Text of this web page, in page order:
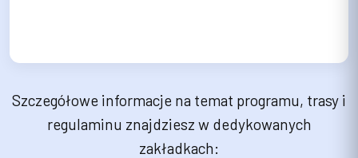
Szczegółowe informacje na temat programu, trasy i
regulaminu znajdziesz w dedykowanych
zakładkach: